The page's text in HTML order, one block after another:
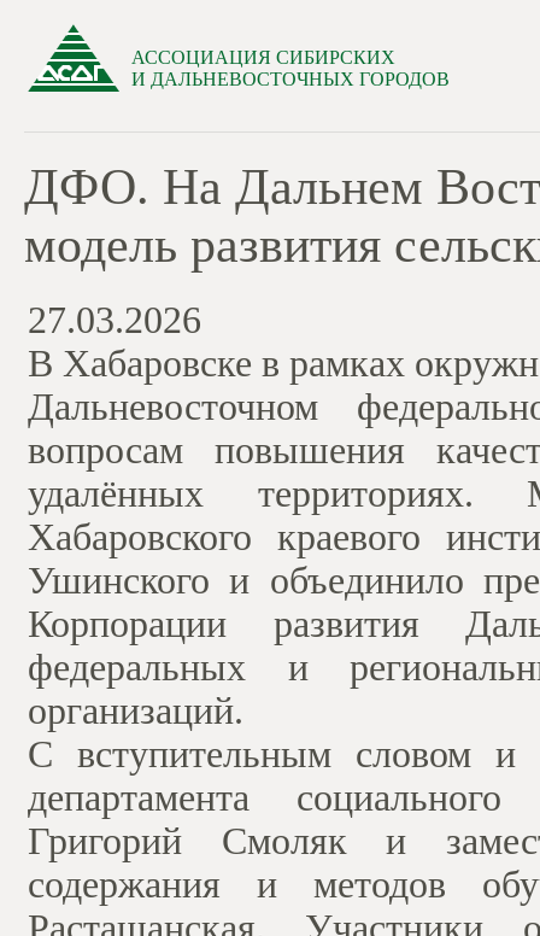
АССОЦИАЦИЯ СИБИРСКИХ
И ДАЛЬНЕВОСТОЧНЫХ ГОРОДОВ
ДФО. На Дальнем
модель развития
27.03.2026
В Хабаровске в рамках
Дальневосточном
вопросам повышения
удалённых
Хабаровского краевого
Ушинского и объединило
Корпорации развития
федеральных и
организаций.
С вступительным словом и
департамента
Григорий Смоляк и
содержания и методов